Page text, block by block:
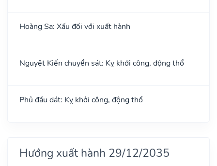
Hoàng Sa: Xấu đối với xuất hành
Nguyệt Kiến chuyển sát: Kỵ khởi công, động thổ
Phủ đầu dát: Kỵ khởi công, động thổ
Hướng xuất hành 29/12/2035